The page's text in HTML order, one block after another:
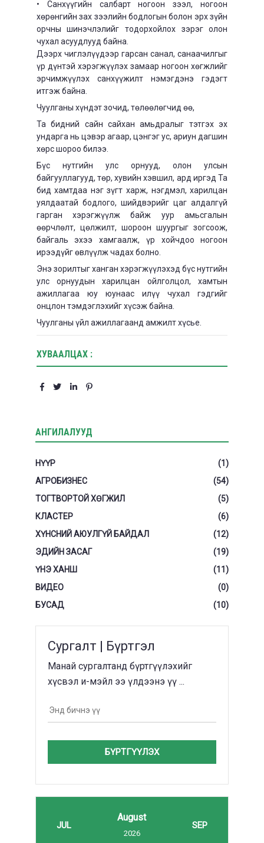
• Санхүүгийн салбарт ногоон зээл, ногоон
хөрөнгийн зах зээлийн бодлогын болон эрх зүйн
орчны шинэчлэлийг тодорхойлох зэрэг олон
чухал асуудлууд байна.
Дээрх чиглэлүүдээр гарсан санал, санаачилгыг
үр дүнтэй хэрэгжүүлэх замаар ногоон хөгжлийг
эрчимжүүлэх санхүүжилт нэмэгдэнэ гэдэгт
итгэж байна.
Чуулганы хүндэт зочид, төлөөлөгчид өө,
Та бидний сайн сайхан амьдралыг тэтгэх эх
ундарга нь цэвэр агаар, цэнгэг ус, ариун дагшин
хөрс шороо билээ.
Бүс нутгийн улс орнууд, олон улсын
байгууллагууд, төр, хувийн хэвшил, ард иргэд Та
бид хамтдаа нэг зүгт харж, нэгдмэл, харилцан
уялдаатай бодлого, шийдвэрийг цаг алдалгүй
гарган хэрэгжүүлж байж уур амьсгалын
өөрчлөлт, цөлжилт, шороон шуургыг зогсоож,
байгаль эхээ хамгаалж, үр хойчдоо ногоон
ирээдүйг өвлүүлж чадах болно.
Энэ зорилтыг ханган хэрэгжүүлэхэд бүс нутгийн
улс орнуудын харилцан ойлголцол, хамтын
ажиллагаа юу юунаас илүү чухал гэдгийг
онцлон тэмдэглэхийг хүсэж байна.
Чуулганы үйл ажиллагаанд амжилт хүсье.
ХУВААЛЦАХ :
АНГИЛАЛУУД
НҮҮР
(1)
АГРОБИЗНЕС
(54)
ТОГТВОРТОЙ ХӨГЖИЛ
(5)
КЛАСТЕР
(6)
ХҮНСНИЙ АЮУЛГҮЙ БАЙДАЛ
(12)
ЭДИЙН ЗАСАГ
(19)
ҮНЭ ХАНШ
(11)
ВИДЕО
(0)
БУСАД
(10)
Сургалт | Бүртгэл
Манай сургалтанд бүртгүүлэхийг
хүсвэл и-мэйл ээ үлдээнэ үү ...
БҮРТГҮҮЛЭХ
JUL
August
2026
SEP